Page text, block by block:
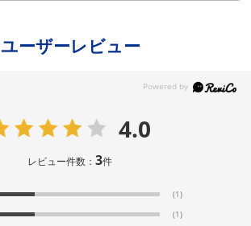
ユーザーレビュー
4.0
レビュー件数：3件
(1)
(1)